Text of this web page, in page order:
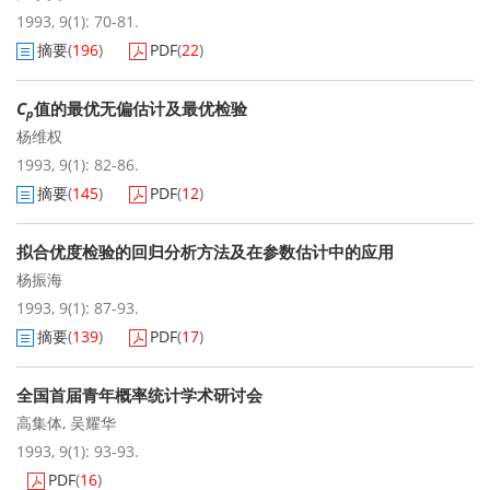
1993, 9(1): 70-81.
摘要(196) PDF(22)
Cp值的最优无偏估计及最优检验
杨维权
1993, 9(1): 82-86.
摘要(145) PDF(12)
拟合优度检验的回归分析方法及在参数估计中的应用
杨振海
1993, 9(1): 87-93.
摘要(139) PDF(17)
全国首届青年概率统计学术研讨会
高集体, 吴耀华
1993, 9(1): 93-93.
PDF(16)